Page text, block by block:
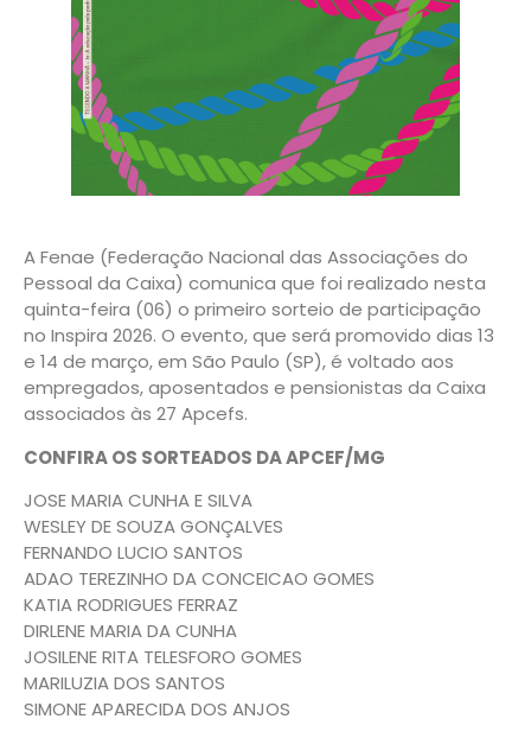
A Fenae (Federação Nacional das Associações do
Pessoal da Caixa) comunica que foi realizado nesta
quinta-feira (06) o primeiro sorteio de participação
no Inspira 2026. O evento, que será promovido dias 13
e 14 de março, em São Paulo (SP), é voltado aos
empregados, aposentados e pensionistas da Caixa
associados às 27 Apcefs.
CONFIRA OS SORTEADOS DA APCEF/MG
JOSE MARIA CUNHA E SILVA
WESLEY DE SOUZA GONÇALVES
FERNANDO LUCIO SANTOS
ADAO TEREZINHO DA CONCEICAO GOMES
KATIA RODRIGUES FERRAZ
DIRLENE MARIA DA CUNHA
JOSILENE RITA TELESFORO GOMES
MARILUZIA DOS SANTOS
SIMONE APARECIDA DOS ANJOS